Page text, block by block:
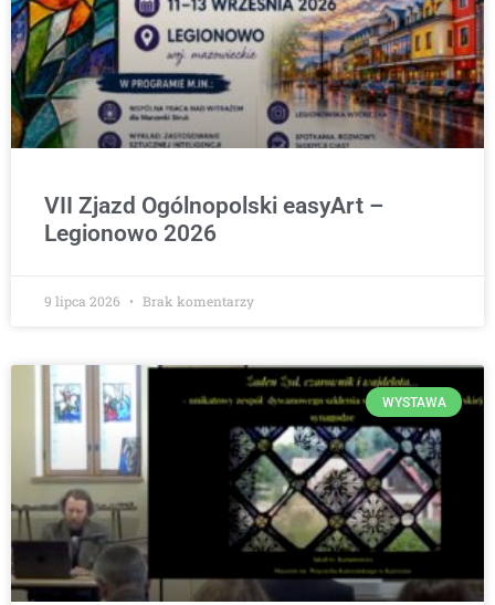
VII Zjazd Ogólnopolski easyArt –
Legionowo 2026
9 lipca 2026 Brak komentarzy
WYSTAWA